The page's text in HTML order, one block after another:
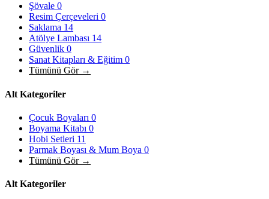
Şövale 0
Resim Çerçeveleri 0
Saklama 14
Atölye Lambası 14
Güvenlik 0
Sanat Kitapları & Eğitim 0
Tümünü Gör →
Alt Kategoriler
Çocuk Boyaları 0
Boyama Kitabı 0
Hobi Setleri 11
Parmak Boyası & Mum Boya 0
Tümünü Gör →
Alt Kategoriler